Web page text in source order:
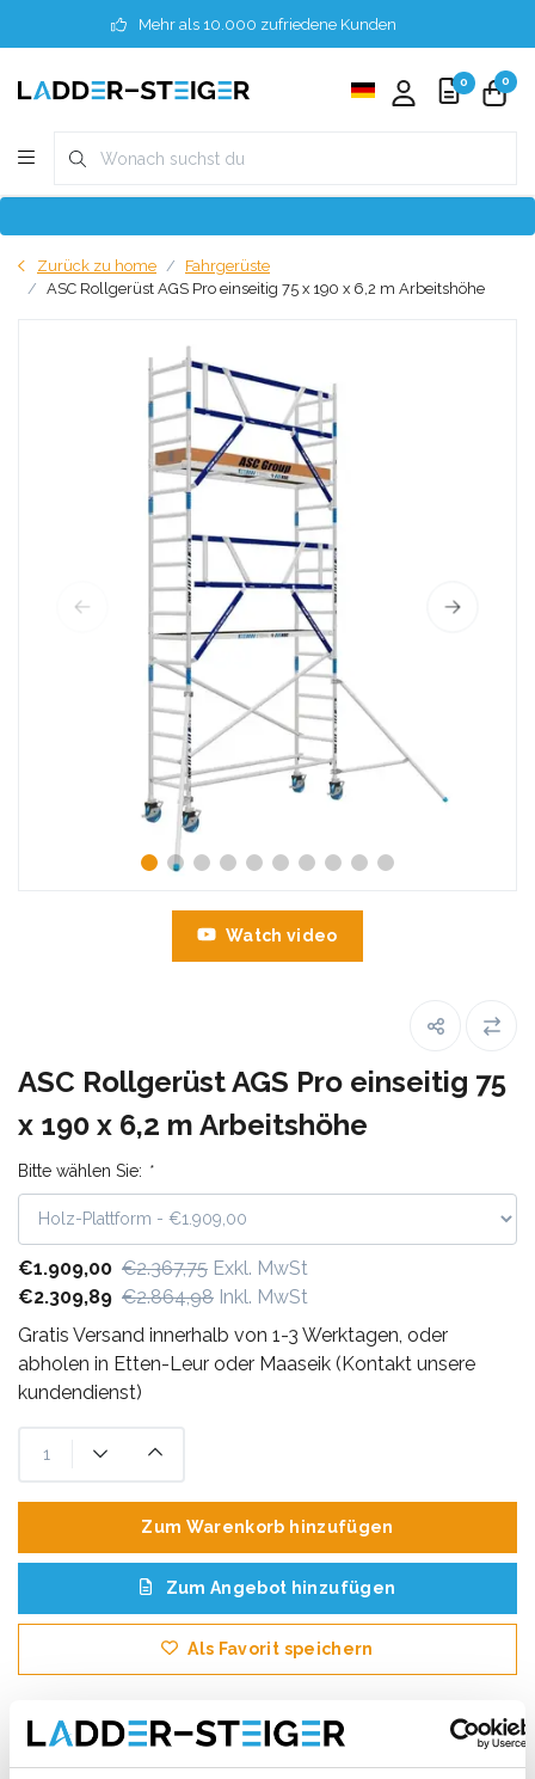
Mehr als 10.000 zufriedene Kunden
0 0
Zurück zu home
Fahrgerüste
ASC Rollgerüst AGS Pro einseitig 75 x 190 x 6,2 m Arbeitshöhe
Watch video
ASC Rollgerüst AGS Pro einseitig 75
x 190 x 6,2 m Arbeitshöhe
Bitte wählen Sie: *
€1.909,00 €2.367,75 Exkl. MwSt
€2.309,89 €2.864,98 Inkl. MwSt
Gratis Versand innerhalb von 1-3 Werktagen, oder
abholen in Etten-Leur oder Maaseik (Kontakt unsere
kundendienst)
Zum Warenkorb hinzufügen
Zum Angebot hinzufügen
Als Favorit speichern